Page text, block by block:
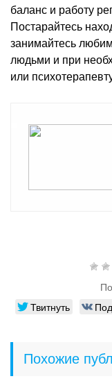
баланс и работу
Постарайтесь
занимайтесь
людьми и при
или
Твитнуть
Похожие